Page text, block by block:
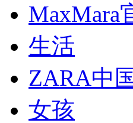
MaxMara
生活
ZARA中
女孩